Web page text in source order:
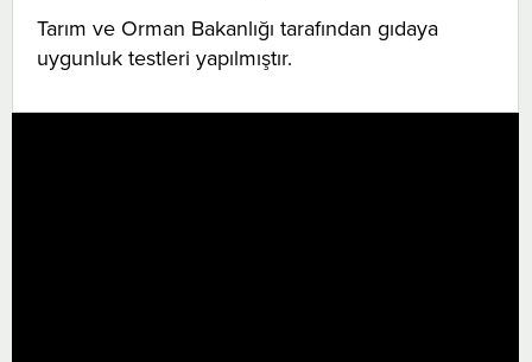
Tarım ve Orman Bakanlığı tarafından gıdaya
uygunluk testleri yapılmıştır.